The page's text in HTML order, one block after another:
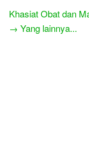
Khasiat Obat dan
→ Yang lainnya...